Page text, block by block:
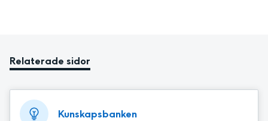
Relaterade sidor
Kunskapsbanken